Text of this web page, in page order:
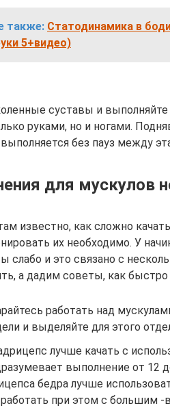
также: Статодинамика в
5+видео)
суставы и
руками, но и ногами.
без пауз между
для мускулов
известно, как сложно
их необходимо. У
слабо и это связано с
а дадим советы, как быстро
работать над
и выделяйте для этого
лучше качать с
выполнение от 12
бедра лучше
при этом с большим -